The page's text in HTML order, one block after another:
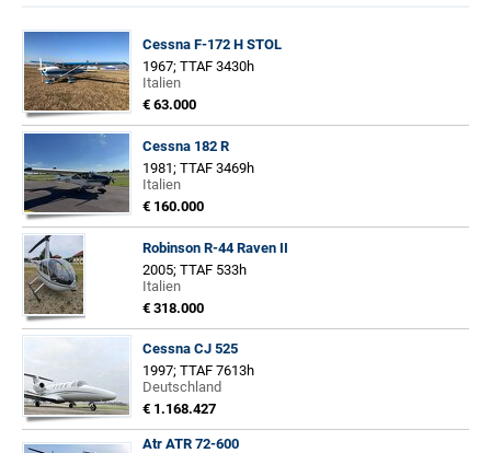
Cessna F-172 H STOL
1967; TTAF 3430h
Italien
€ 63.000
Cessna 182 R
1981; TTAF 3469h
Italien
€ 160.000
Robinson R-44 Raven II
2005; TTAF 533h
Italien
€ 318.000
Cessna CJ 525
1997; TTAF 7613h
Deutschland
€ 1.168.427
Atr ATR 72-600